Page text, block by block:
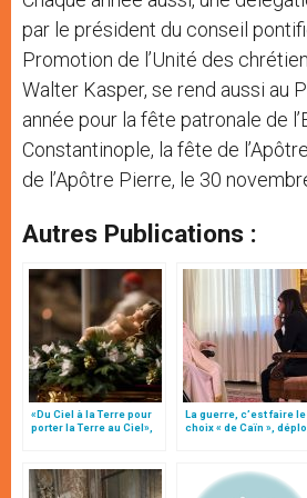
par le président du conseil
Promotion de l’Unité des
Walter Kasper, se rend aussi au
année pour la fête patronale de
Constantinople, la fête de
de l’Apôtre Pierre, le 30
Autres Publications :
«Du Ciel à la Terre pour
porter la Terre au Ciel»,
La guerre, c’est faire le
choix « de Caïn »,